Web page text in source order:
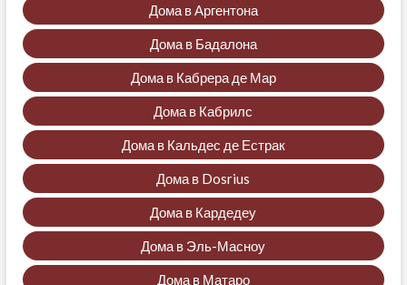
Дома в Аргентона
Дома в Бадалона
Дома в Кабрера де Мар
Дома в Кабрилс
Дома в Кальдес де Естрак
Дома в Dosrius
Дома в Кардедеу
Дома в Эль-Масноу
Дома в Матаро